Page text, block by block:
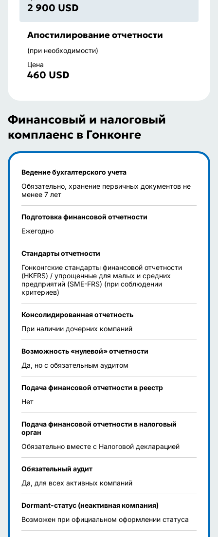
2 900 USD
Апостилирование отчетности
(при необходимости)
Цена
460 USD
Финансовый и налоговый
комплаенс в Гонконге
Ведение бухгалтерского учета
Обязательно, хранение первичных документов не
менее 7 лет
Подготовка финансовой отчетности
Ежегодно
Стандарты отчетности
Гонконгские стандарты финансовой отчетности
(HKFRS) / упрощенные для малых и средних
предприятий (SME-FRS) (при соблюдении
критериев)
Консолидированная отчетность
При наличии дочерних компаний
Возможность «нулевой» отчетности
Да, но с обязательным аудитом
Подача финансовой отчетности в реестр
Нет
Подача финансовой отчетности в налоговый
орган
Обязательно вместе с Налоговой декларацией
Обязательный аудит
Да, для всех активных компаний
Dormant-статус (неактивная компания)
Возможен при официальном оформлении статуса